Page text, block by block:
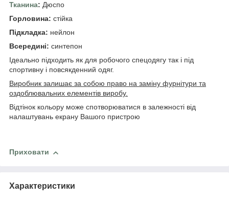
Тканина: Дюспо
Горловина: стійка
Підкладка: нейлон
Всередині: синтепон
Ідеально підходить як для робочого спецодягу так і під
спортивну і повсякденний одяг.
Виробник залишає за собою право на заміну фурнітури та
оздоблювальних елементів виробу.
Відтінок кольору може спотворюватися в залежності від
налаштувань екрану Вашого пристрою
Приховати
Характеристики